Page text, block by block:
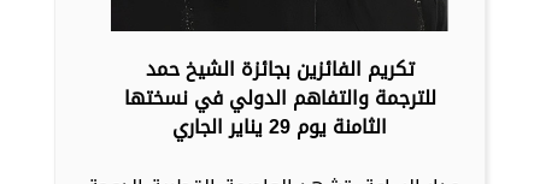
تكريم الفائزين بجائزة الشيخ حمد
للترجمة والتفاهم الدولي في نسختها
الثامنة يوم 29 يناير الجاري